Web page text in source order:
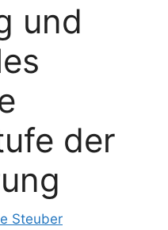
und
der
Steuber